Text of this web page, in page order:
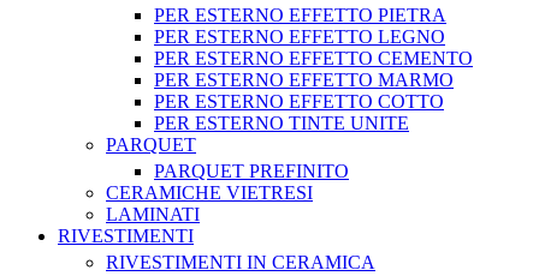
PER ESTERNO EFFETTO PIETRA
PER ESTERNO EFFETTO LEGNO
PER ESTERNO EFFETTO CEMENTO
PER ESTERNO EFFETTO MARMO
PER ESTERNO EFFETTO COTTO
PER ESTERNO TINTE UNITE
PARQUET
PARQUET PREFINITO
CERAMICHE VIETRESI
LAMINATI
RIVESTIMENTI
RIVESTIMENTI IN CERAMICA